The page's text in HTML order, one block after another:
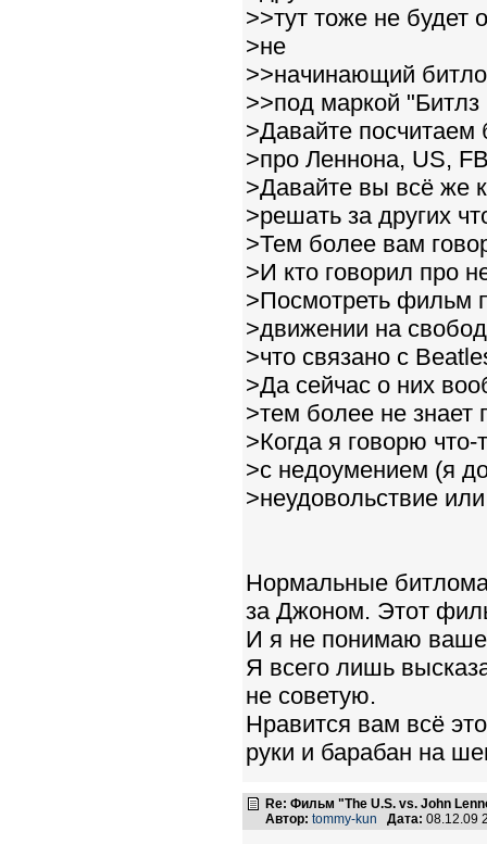
>>тут тоже не будет
>не
>>начинающий
>>под маркой "Битлз
>Давайте посчитаем
>про Леннона, US,
>Давайте вы всё
>решать за других
>Тем более вам
>И кто говорил про
>Посмотреть фильм
>движении на
>что связано с
>Да сейчас о них
>тем более не знает
>Когда я говорю
>с недоумением (я
>неудовольствие
Нормальные
за Джоном. Этот
И я не понимаю
Я всего лишь
не советую.
Нравится вам всё
руки и барабан на
Re: Фильм "The U.S. vs. John
Автор: tommy-kun Дата: 08.12.09